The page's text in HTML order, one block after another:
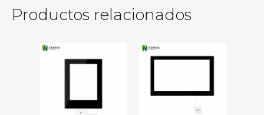
Productos relacionados